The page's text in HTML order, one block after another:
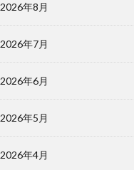
2026年8月
2026年7月
2026年6月
2026年5月
2026年4月